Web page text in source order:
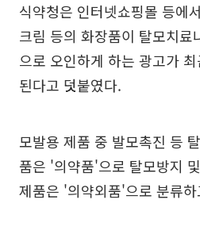
식약청은 인터넷쇼핑몰 등에
크림 등의 화장품이 탈모치료
으로 오인하게 하는 광고가
된다고 덧붙였다.
모발용 제품 중 발모촉진 등
품은 '의약품'으로 탈모방지
제품은 '의약외품'으로 분류